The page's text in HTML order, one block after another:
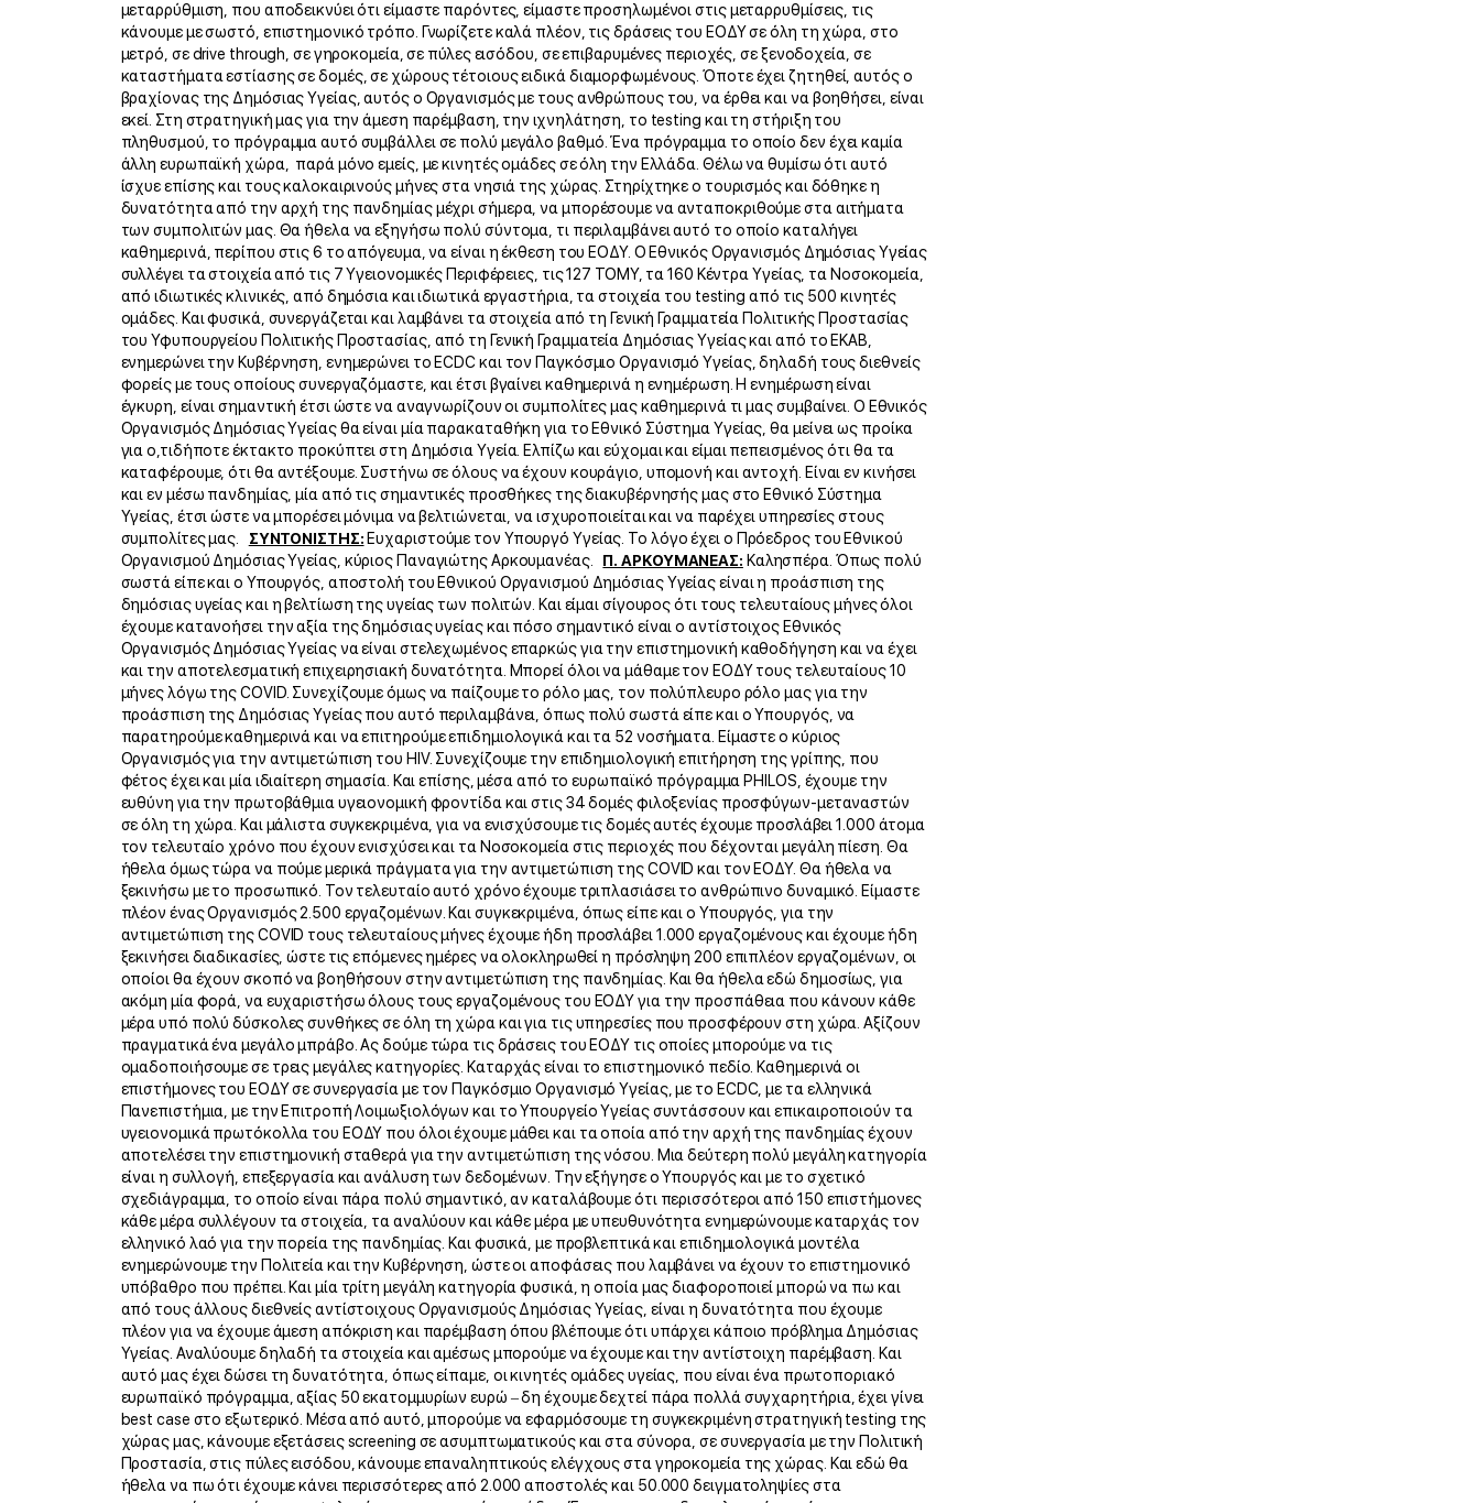
μεταρρύθμιση, που αποδεικνύει ότι είμαστε παρόντες, είμαστε προσηλωμένοι στις μεταρρυθμίσεις, τις
κάνουμε με σωστό, επιστημονικό τρόπο. Γνωρίζετε καλά πλέον, τις δράσεις του ΕΟΔΥ σε όλη τη χώρα, στο
μετρό, σε drive through, σε γηροκομεία, σε πύλες εισόδου, σε επιβαρυμένες περιοχές, σε ξενοδοχεία, σε
καταστήματα εστίασης σε δομές, σε χώρους τέτοιους ειδικά διαμορφωμένους. Όποτε έχει ζητηθεί, αυτός ο
βραχίονας της Δημόσιας Υγείας, αυτός ο Οργανισμός με τους ανθρώπους του, να έρθει και να βοηθήσει, είναι
εκεί. Στη στρατηγική μας για την άμεση παρέμβαση, την ιχνηλάτηση, το testing και τη στήριξη του
πληθυσμού, το πρόγραμμα αυτό συμβάλλει σε πολύ μεγάλο βαθμό. Ένα πρόγραμμα το οποίο δεν έχει καμία
άλλη ευρωπαϊκή χώρα, παρά μόνο εμείς, με κινητές ομάδες σε όλη την Ελλάδα. Θέλω να θυμίσω ότι αυτό
ίσχυε επίσης και τους καλοκαιρινούς μήνες στα νησιά της χώρας. Στηρίχτηκε ο τουρισμός και δόθηκε η
δυνατότητα από την αρχή της πανδημίας μέχρι σήμερα, να μπορέσουμε να ανταποκριθούμε στα αιτήματα
των συμπολιτών μας. Θα ήθελα να εξηγήσω πολύ σύντομα, τι περιλαμβάνει αυτό το οποίο καταλήγει
καθημερινά, περίπου στις 6 το απόγευμα, να είναι η έκθεση του ΕΟΔΥ. Ο Εθνικός Οργανισμός Δημόσιας Υγείας
συλλέγει τα στοιχεία από τις 7 Υγειονομικές Περιφέρειες, τις 127 ΤΟΜΥ, τα 160 Κέντρα Υγείας, τα Νοσοκομεία,
από ιδιωτικές κλινικές, από δημόσια και ιδιωτικά εργαστήρια, τα στοιχεία του testing από τις 500 κινητές
ομάδες. Και φυσικά, συνεργάζεται και λαμβάνει τα στοιχεία από τη Γενική Γραμματεία Πολιτικής Προστασίας
του Υφυπουργείου Πολιτικής Προστασίας, από τη Γενική Γραμματεία Δημόσιας Υγείας και από το ΕΚΑΒ,
ενημερώνει την Κυβέρνηση, ενημερώνει το ECDC και τον Παγκόσμιο Οργανισμό Υγείας, δηλαδή τους διεθνείς
φορείς με τους οποίους συνεργαζόμαστε, και έτσι βγαίνει καθημερινά η ενημέρωση. Η ενημέρωση είναι
έγκυρη, είναι σημαντική έτσι ώστε να αναγνωρίζουν οι συμπολίτες μας καθημερινά τι μας συμβαίνει. Ο Εθνικός
Οργανισμός Δημόσιας Υγείας θα είναι μία παρακαταθήκη για το Εθνικό Σύστημα Υγείας, θα μείνει ως προίκα
για ο,τιδήποτε έκτακτο προκύπτει στη Δημόσια Υγεία. Ελπίζω και εύχομαι και είμαι πεπεισμένος ότι θα τα
καταφέρουμε, ότι θα αντέξουμε. Συστήνω σε όλους να έχουν κουράγιο, υπομονή και αντοχή. Είναι εν κινήσει
και εν μέσω πανδημίας, μία από τις σημαντικές προσθήκες της διακυβέρνησής μας στο Εθνικό Σύστημα
Υγείας, έτσι ώστε να μπορέσει μόνιμα να βελτιώνεται, να ισχυροποιείται και να παρέχει υπηρεσίες στους
συμπολίτες μας. ΣΥΝΤΟΝΙΣΤΗΣ: Ευχαριστούμε τον Υπουργό Υγείας. Το λόγο έχει ο Πρόεδρος του Εθνικού
Οργανισμού Δημόσιας Υγείας, κύριος Παναγιώτης Αρκουμανέας. Π. ΑΡΚΟΥΜΑΝΕΑΣ: Καλησπέρα. Όπως πολύ
σωστά είπε και ο Υπουργός, αποστολή του Εθνικού Οργανισμού Δημόσιας Υγείας είναι η προάσπιση της
δημόσιας υγείας και η βελτίωση της υγείας των πολιτών. Και είμαι σίγουρος ότι τους τελευταίους μήνες όλοι
έχουμε κατανοήσει την αξία της δημόσιας υγείας και πόσο σημαντικό είναι ο αντίστοιχος Εθνικός
Οργανισμός Δημόσιας Υγείας να είναι στελεχωμένος επαρκώς για την επιστημονική καθοδήγηση και να έχει
και την αποτελεσματική επιχειρησιακή δυνατότητα. Μπορεί όλοι να μάθαμε τον ΕΟΔΥ τους τελευταίους 10
μήνες λόγω της COVID. Συνεχίζουμε όμως να παίζουμε το ρόλο μας, τον πολύπλευρο ρόλο μας για την
προάσπιση της Δημόσιας Υγείας που αυτό περιλαμβάνει, όπως πολύ σωστά είπε και ο Υπουργός, να
παρατηρούμε καθημερινά και να επιτηρούμε επιδημιολογικά και τα 52 νοσήματα. Είμαστε ο κύριος
Οργανισμός για την αντιμετώπιση του HIV. Συνεχίζουμε την επιδημιολογική επιτήρηση της γρίπης, που
φέτος έχει και μία ιδιαίτερη σημασία. Και επίσης, μέσα από το ευρωπαϊκό πρόγραμμα PHILOS, έχουμε την
ευθύνη για την πρωτοβάθμια υγειονομική φροντίδα και στις 34 δομές φιλοξενίας προσφύγων-μεταναστών
σε όλη τη χώρα. Και μάλιστα συγκεκριμένα, για να ενισχύσουμε τις δομές αυτές έχουμε προσλάβει 1.000 άτομα
τον τελευταίο χρόνο που έχουν ενισχύσει και τα Νοσοκομεία στις περιοχές που δέχονται μεγάλη πίεση. Θα
ήθελα όμως τώρα να πούμε μερικά πράγματα για την αντιμετώπιση της COVID και τον ΕΟΔΥ. Θα ήθελα να
ξεκινήσω με το προσωπικό. Τον τελευταίο αυτό χρόνο έχουμε τριπλασιάσει το ανθρώπινο δυναμικό. Είμαστε
πλέον ένας Οργανισμός 2.500 εργαζομένων. Και συγκεκριμένα, όπως είπε και ο Υπουργός, για την
αντιμετώπιση της COVID τους τελευταίους μήνες έχουμε ήδη προσλάβει 1.000 εργαζομένους και έχουμε ήδη
ξεκινήσει διαδικασίες, ώστε τις επόμενες ημέρες να ολοκληρωθεί η πρόσληψη 200 επιπλέον εργαζομένων, οι
οποίοι θα έχουν σκοπό να βοηθήσουν στην αντιμετώπιση της πανδημίας. Και θα ήθελα εδώ δημοσίως, για
ακόμη μία φορά, να ευχαριστήσω όλους τους εργαζομένους του ΕΟΔΥ για την προσπάθεια που κάνουν κάθε
μέρα υπό πολύ δύσκολες συνθήκες σε όλη τη χώρα και για τις υπηρεσίες που προσφέρουν στη χώρα. Αξίζουν
πραγματικά ένα μεγάλο μπράβο. Ας δούμε τώρα τις δράσεις του ΕΟΔΥ τις οποίες μπορούμε να τις
ομαδοποιήσουμε σε τρεις μεγάλες κατηγορίες. Καταρχάς είναι το επιστημονικό πεδίο. Καθημερινά οι
επιστήμονες του ΕΟΔΥ σε συνεργασία με τον Παγκόσμιο Οργανισμό Υγείας, με το ECDC, με τα ελληνικά
Πανεπιστήμια, με την Επιτροπή Λοιμωξιολόγων και το Υπουργείο Υγείας συντάσσουν και επικαιροποιούν τα
υγειονομικά πρωτόκολλα του ΕΟΔΥ που όλοι έχουμε μάθει και τα οποία από την αρχή της πανδημίας έχουν
αποτελέσει την επιστημονική σταθερά για την αντιμετώπιση της νόσου. Μια δεύτερη πολύ μεγάλη κατηγορία
είναι η συλλογή, επεξεργασία και ανάλυση των δεδομένων. Την εξήγησε ο Υπουργός και με το σχετικό
σχεδιάγραμμα, το οποίο είναι πάρα πολύ σημαντικό, αν καταλάβουμε ότι περισσότεροι από 150 επιστήμονες
κάθε μέρα συλλέγουν τα στοιχεία, τα αναλύουν και κάθε μέρα με υπευθυνότητα ενημερώνουμε καταρχάς τον
ελληνικό λαό για την πορεία της πανδημίας. Και φυσικά, με προβλεπτικά και επιδημιολογικά μοντέλα
ενημερώνουμε την Πολιτεία και την Κυβέρνηση, ώστε οι αποφάσεις που λαμβάνει να έχουν το επιστημονικό
υπόβαθρο που πρέπει. Και μία τρίτη μεγάλη κατηγορία φυσικά, η οποία μας διαφοροποιεί μπορώ να πω και
από τους άλλους διεθνείς αντίστοιχους Οργανισμούς Δημόσιας Υγείας, είναι η δυνατότητα που έχουμε
πλέον για να έχουμε άμεση απόκριση και παρέμβαση όπου βλέπουμε ότι υπάρχει κάποιο πρόβλημα Δημόσιας
Υγείας. Αναλύουμε δηλαδή τα στοιχεία και αμέσως μπορούμε να έχουμε και την αντίστοιχη παρέμβαση. Και
αυτό μας έχει δώσει τη δυνατότητα, όπως είπαμε, οι κινητές ομάδες υγείας, που είναι ένα πρωτοποριακό
ευρωπαϊκό πρόγραμμα, αξίας 50 εκατομμυρίων ευρώ – δη έχουμε δεχτεί πάρα πολλά συγχαρητήρια, έχει γίνει
best case στο εξωτερικό. Μέσα από αυτό, μπορούμε να εφαρμόσουμε τη συγκεκριμένη στρατηγική testing της
χώρας μας, κάνουμε εξετάσεις screening σε ασυμπτωματικούς και στα σύνορα, σε συνεργασία με την Πολιτική
Προστασία, στις πύλες εισόδου, κάνουμε επαναληπτικούς ελέγχους στα γηροκομεία της χώρας. Και εδώ θα
ήθελα να πω ότι έχουμε κάνει περισσότερες από 2.000 αποστολές και 50.000 δειγματοληψίες στα